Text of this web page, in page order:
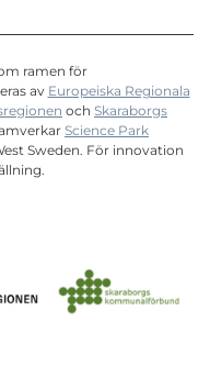
ramen för
av Europeiska Regionala
och Skaraborgs
Science Park
Sweden. För innovation